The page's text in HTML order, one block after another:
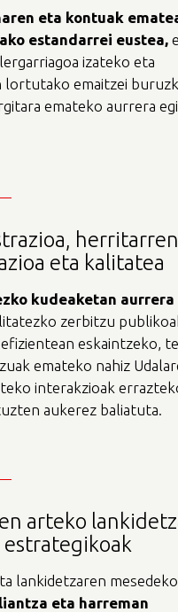
eta kontuak
estandarrei eustea,
izateko eta
lortutako emaitzei
emateko aurrera
eta kalitatea
kudeaketan aurrera
zerbitzu
eskaintzeko,
emateko nahiz
interakzioak
aukerez baliatuta.
arteko
estrategikoak
lankidetzaren mesedeko
eta harreman